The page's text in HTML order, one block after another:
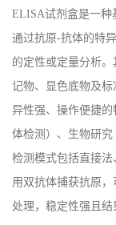
ELISA试剂盒是一种
通过抗原-抗体的特
的定性或定量分析
记物、显色底物及标
异性强、操作便捷
体检测）、生物研
检测模式包括直接
用双抗体捕获抗原
处理，稳定性强且结